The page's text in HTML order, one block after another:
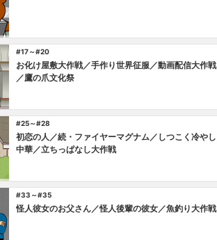
#17～#20
お化け屋敷大作戦／手作り世界征服／動画配信大作戦
／鷹の爪文化祭
#25～#28
初恋の人／続・ファイヤーマグナム／しつこく冷やし
中華／立ちっぱなし大作戦
#33～#35
怪人彼女のお父さん／怪人後輩の彼女／魚釣り大作戦